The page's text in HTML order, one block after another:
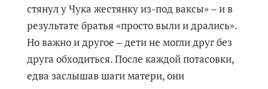
стянул у Чука жестянку из-под ваксы» – и в
результате братья «просто выли и дрались».
Но важно и другое – дети не могли друг без
друга обходиться. После каждой потасовки,
едва заслышав шаги матери, они